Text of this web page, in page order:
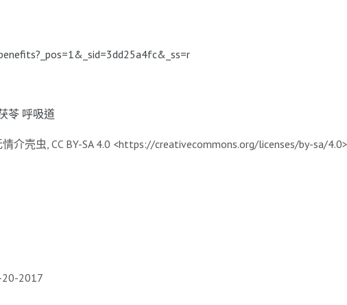
苓 呼吸道
情介壳虫, CC BY-SA 4.0 <https://creativecommons.org/licenses/by-sa/
2017